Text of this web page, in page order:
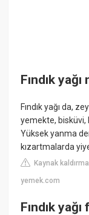
Fındık
Fındık yağı da,
yemekte, bisküvi,
Yüksek yanma
kızartmalarda
Kaynak
yemek.com
Fındık yağı